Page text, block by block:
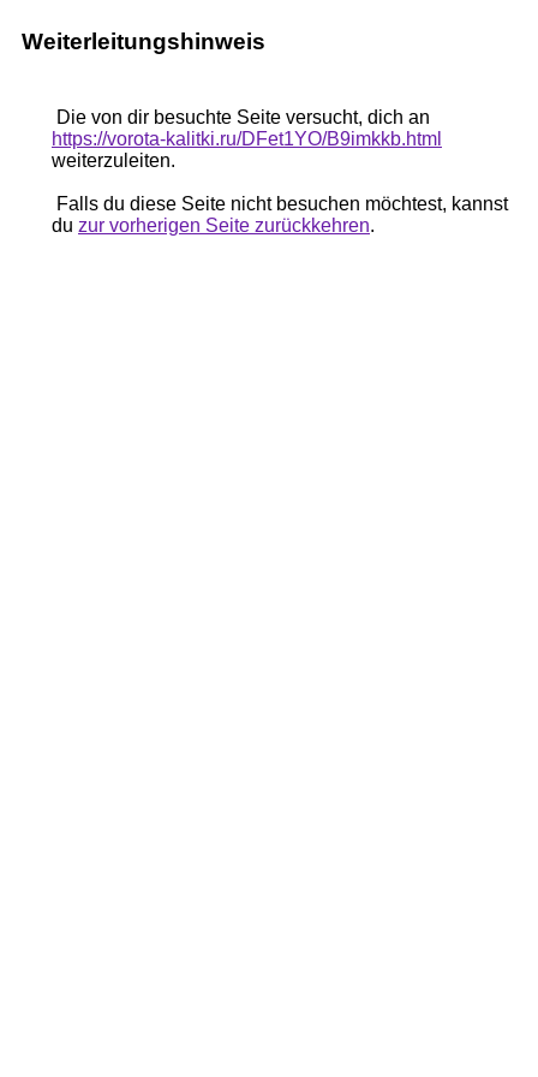
Weiterleitungshinweis
Die von dir besuchte Seite versucht, dich an
https://vorota-kalitki.ru/DFet1YO/B9imkkb.html
weiterzuleiten.
Falls du diese Seite nicht besuchen möchtest, kannst
du zur vorherigen Seite zurückkehren.